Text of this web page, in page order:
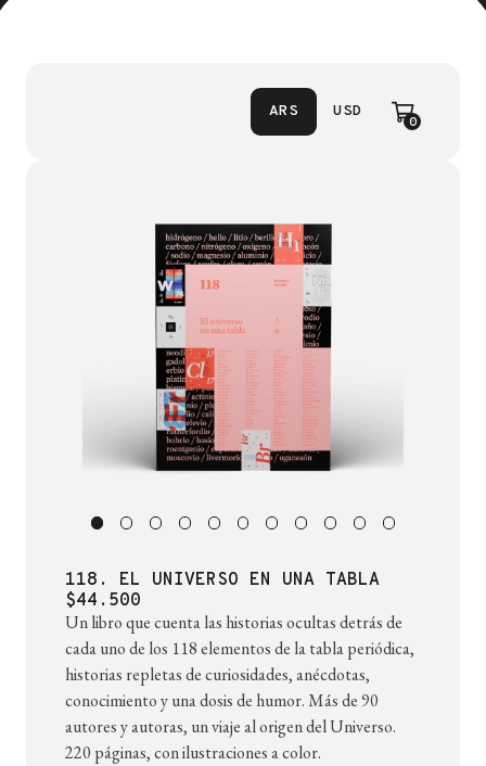
ARS USD
0
118. EL UNIVERSO EN UNA TABLA
$44.500
Un libro que cuenta las historias ocultas detrás de
cada uno de los 118 elementos de la tabla periódica,
historias repletas de curiosidades, anécdotas,
conocimiento y una dosis de humor. Más de 90
autores y autoras, un viaje al origen del Universo.
220 páginas, con ilustraciones a color.